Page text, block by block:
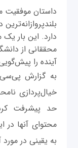
داستان موفقیت
دارد. این بار
محققانی از
آینده را
به گزارش
خیال‌پردازی
حد پیشرفت
محتوای آنها
به یقینی در مورد